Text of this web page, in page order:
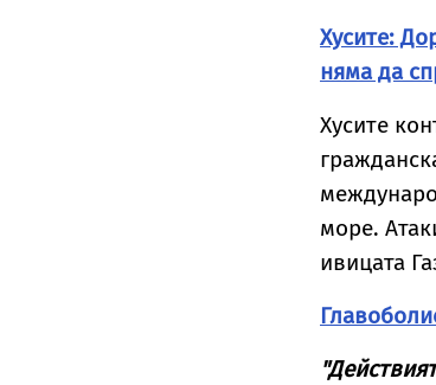
Хусите:
няма да
Хусите
море.
ивицата